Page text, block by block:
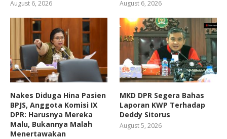
August 6, 2026 August 6, 2026
Nakes Diduga Hina Pasien
BPJS, Anggota Komisi IX
DPR: Harusnya Mereka
Malu, Bukannya Malah
Menertawakan
MKD DPR Segera Bahas
Laporan KWP Terhadap
Deddy Sitorus
August 5, 2026